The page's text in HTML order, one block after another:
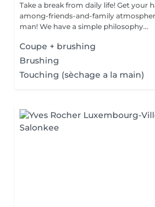
Take a break from daily life! Get your
among-friends-and-family
man! We have a simple philosophy...
Coupe + brushing
Brushing
Touching (sèchage a la main)